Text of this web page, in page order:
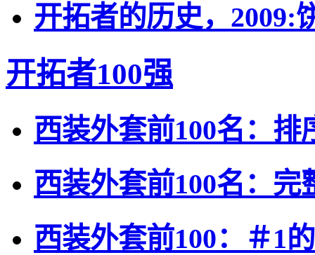
开拓者的历史，2009:
开拓者100强
西装外套前100名：
西装外套前100名：完
西装外套前100：＃1